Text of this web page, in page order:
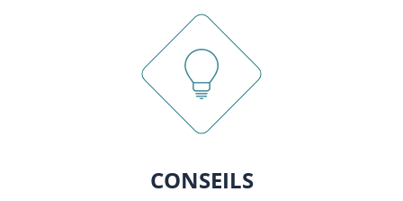
CONSEILS